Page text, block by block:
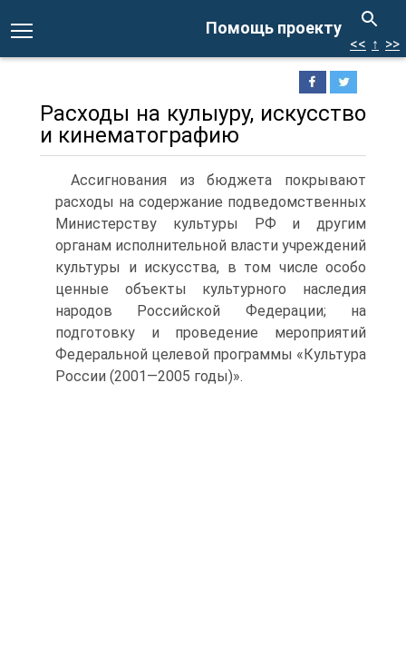
Помощь проекту
<< ↑ >>
Расходы на кулыуру, искусство
и кинематографию
Ассигнования из бюджета покрывают
расходы на содержание подведомственных
Министерству культуры РФ и другим
органам исполнительной власти учреждений
культуры и искусства, в том числе особо
ценные объекты культурного наследия
народов Россий­ской Федерации; на
подготовку и проведение мероприятий
Феде­ральной целевой программы «Культура
России (2001—2005 годы)».